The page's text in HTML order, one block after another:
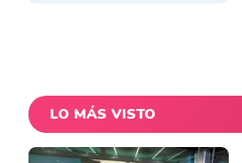
LO MÁS VISTO